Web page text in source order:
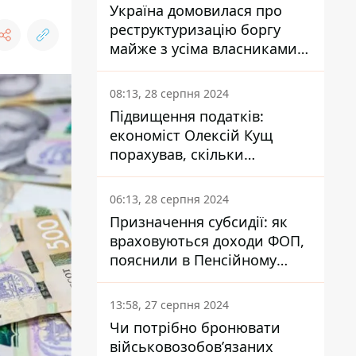
Україна домовилася про
реструктуризацію боргу
майже з усіма власниками
єврооблігацій: що це
означає для країни
08:13, 28 серпня 2024
Підвищення податків:
економіст Олексій Кущ
порахував, скільки
заплатить кожен українець
06:13, 28 серпня 2024
Призначення субсидії: як
враховуються доходи ФОП,
пояснили в Пенсійному
фонді
13:58, 27 серпня 2024
Чи потрібно бронювати
військовозобов’язаних